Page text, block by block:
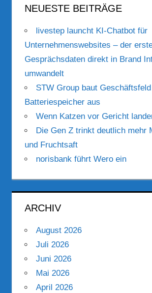
NEUESTE BEITRÄGE
livestep launcht KI-Chatbot für
Unternehmenswebsites – der
Gesprächsdaten direkt in Brand
umwandelt
STW Group baut Geschäftsfeld
Batteriespeicher aus
Wenn Katzen vor Gericht
Die Gen Z trinkt deutlich mehr
und Fruchtsaft
norisbank führt Wero ein
ARCHIV
August 2026
Juli 2026
Juni 2026
Mai 2026
April 2026